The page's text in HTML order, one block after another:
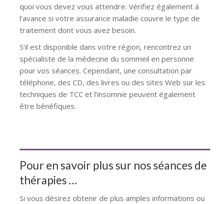
quoi vous devez vous attendre. Vérifiez également à
l’avance si votre assurance maladie couvre le type de
traitement dont vous avez besoin.
S’il est disponible dans votre région, rencontrez un
spécialiste de la médecine du sommeil en personne
pour vos séances. Cependant, une consultation par
téléphone, des CD, des livres ou des sites Web sur les
techniques de TCC et l’insomnie peuvent également
être bénéfiques.
Pour en savoir plus sur nos séances de
thérapies …
Si vous désirez obtenir de plus amples informations ou